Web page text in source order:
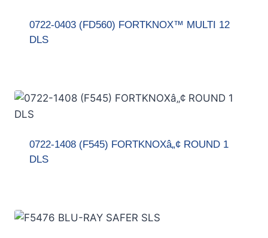
0722-0403 (FD560) FORTKNOX™ MULTI 12
DLS
0722-1408 (F545) FORTKNOXâ„¢ ROUND 1
DLS